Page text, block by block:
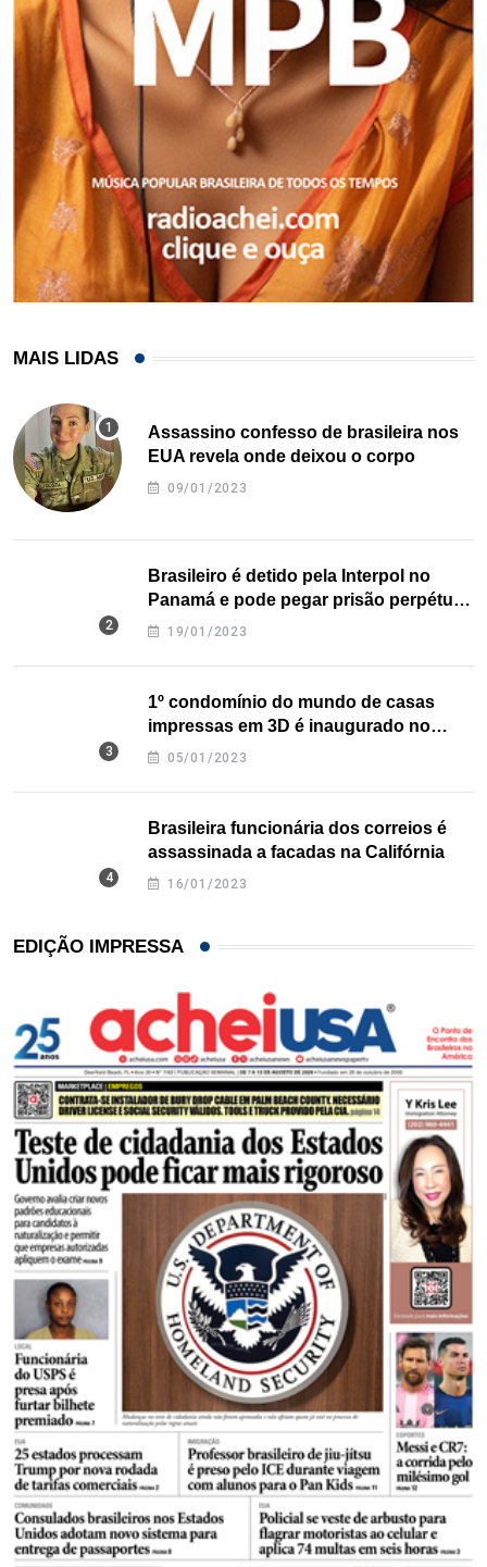
MAIS LIDAS
Assassino confesso de brasileira nos
EUA revela onde deixou o corpo
09/01/2023
Brasileiro é detido pela Interpol no
Panamá e pode pegar prisão perpétua
nos EUA
19/01/2023
1º condomínio do mundo de casas
impressas em 3D é inaugurado no
Texas
05/01/2023
Brasileira funcionária dos correios é
assassinada a facadas na Califórnia
16/01/2023
EDIÇÃO IMPRESSA